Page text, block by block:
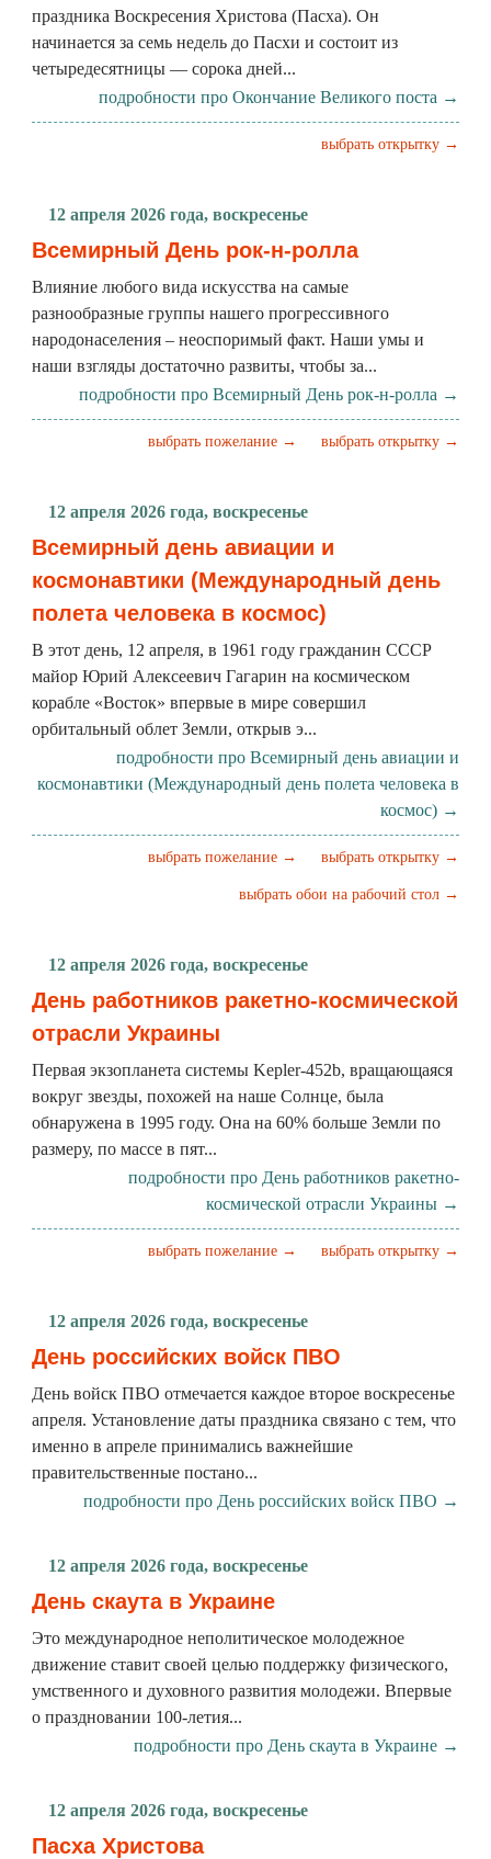
праздника Воскресения Христова (Пасха). Он
начинается за семь недель до Пасхи и состоит из
четыредесятницы — сорока дней...
подробности про Окончание Великого поста →
выбрать открытку →
12 апреля 2026 года, воскресенье
Всемирный День рок-н-ролла
Влияние любого вида искусства на самые
разнообразные группы нашего прогрессивного
народонаселения – неоспоримый факт. Наши умы и
наши взгляды достаточно развиты, чтобы за...
подробности про Всемирный День рок-н-ролла →
выбрать открытку →
выбрать пожелание →
12 апреля 2026 года, воскресенье
Всемирный день авиации и
космонавтики (Международный день
полета человека в космос)
В этот день, 12 апреля, в 1961 году гражданин СССР
майор Юрий Алексеевич Гагарин на космическом
корабле «Восток» впервые в мире совершил
орбитальный облет Земли, открыв э...
подробности про Всемирный день авиации и
космонавтики (Международный день полета человека в
космос) →
выбрать открытку →
выбрать пожелание →
выбрать обои на рабочий стол →
12 апреля 2026 года, воскресенье
День работников ракетно-космической
отрасли Украины
Первая экзопланета системы Kepler-452b, вращающаяся
вокруг звезды, похожей на наше Солнце, была
обнаружена в 1995 году. Она на 60% больше Земли по
размеру, по массе в пят...
подробности про День работников ракетно-
космической отрасли Украины →
выбрать открытку →
выбрать пожелание →
12 апреля 2026 года, воскресенье
День российских войск ПВО
День войск ПВО отмечается каждое второе воскресенье
апреля. Установление даты праздника связано с тем, что
именно в апреле принимались важнейшие
правительственные постано...
подробности про День российских войск ПВО →
12 апреля 2026 года, воскресенье
День скаута в Украине
Это международное неполитическое молодежное
движение ставит своей целью поддержку физического,
умственного и духовного развития молодежи. Впервые
о праздновании 100-летия...
подробности про День скаута в Украине →
12 апреля 2026 года, воскресенье
Пасха Христова